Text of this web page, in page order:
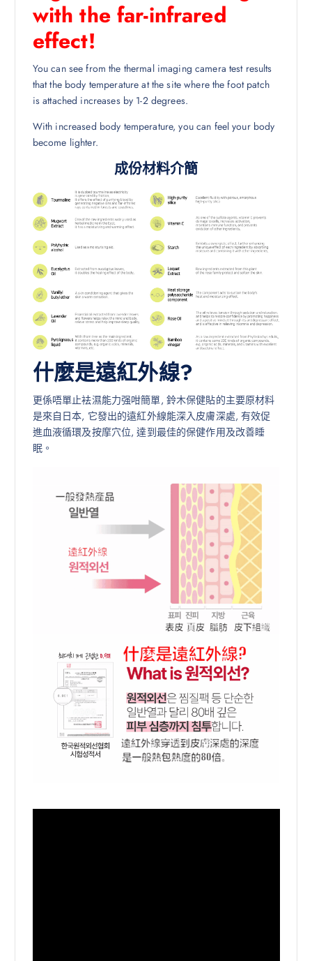
with the far-infrared
effect!
You can see from the thermal imaging camera test results
that the body temperature at the site where the foot patch
is attached increases by 1-2 degrees.
With increased body temperature, you can feel your body
become lighter.
成份材料介簡
什麼是遠紅外線?
更係唔單止袪濕能力强咁簡單, 鈴木保健貼的主要原材料
是來自日本, 它發出的遠紅外線能深入皮膚深處, 有效促
進血液循環及按摩穴位, 達到最佳的保健作用及改善睡
眠。